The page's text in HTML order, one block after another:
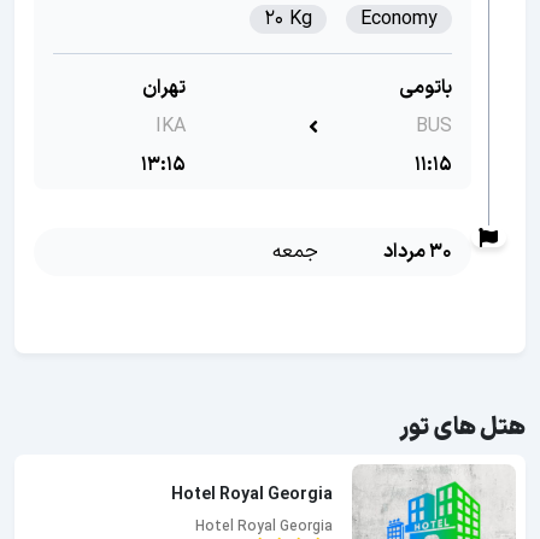
Economy
20 Kg
باتومی
BUS
11:15
تهران
IKA
13:15
30 مرداد جمعه
هتل های تور
Hotel Royal Georgia
Hotel Royal Georgia